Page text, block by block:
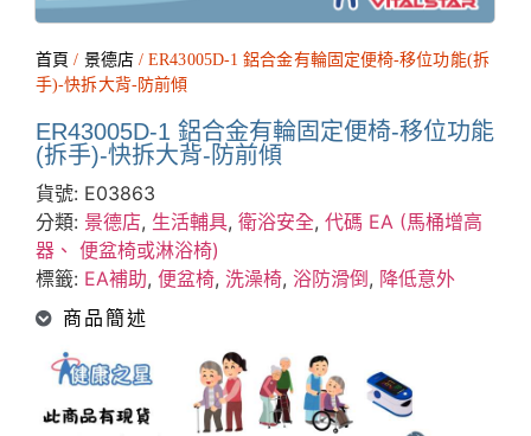
首頁 / 景德店/ ER43005D-1 鋁合金有輪固定便椅-移位功能(拆
手)-快拆大背-防前傾
ER43005D-1 鋁合金有輪固定便椅-移位功能
(拆手)-快拆大背-防前傾
貨號: E03863
分類: 景德店, 生活輔具, 衛浴安全, 代碼 EA (馬桶增高
器、 便盆椅或淋浴椅)
標籤: EA補助, 便盆椅, 洗澡椅, 浴防滑倒, 降低意外
商品簡述